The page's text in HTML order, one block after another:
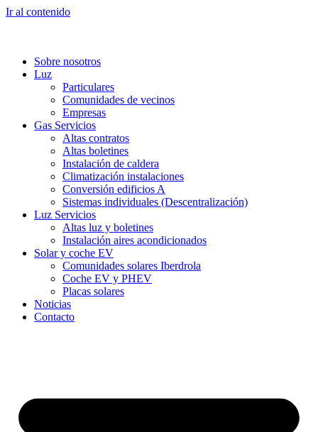
Ir al contenido
Sobre nosotros
Luz
Particulares
Comunidades de vecinos
Empresas
Gas Servicios
Altas contratos
Altas boletines
Instalación de caldera
Climatización instalaciones
Conversión edificios A
Sistemas individuales (Descentralización)
Luz Servicios
Altas luz y boletines
Instalación aires acondicionados
Solar y coche EV
Comunidades solares Iberdrola
Coche EV y PHEV
Placas solares
Noticias
Contacto